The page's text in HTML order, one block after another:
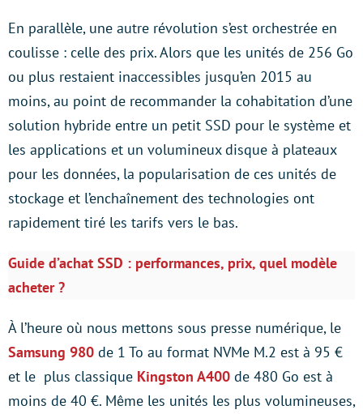
En parallèle, une autre révolution s’est orchestrée en
coulisse : celle des prix. Alors que les unités de 256 Go
ou plus restaient inaccessibles jusqu’en 2015 au
moins, au point de recommander la cohabitation d’une
solution hybride entre un petit SSD pour le système et
les applications et un volumineux disque à plateaux
pour les données, la popularisation de ces unités de
stockage et l’enchaînement des technologies ont
rapidement tiré les tarifs vers le bas.
Guide d’achat SSD : performances, prix, quel modèle
acheter ?
À l’heure où nous mettons sous presse numérique, le
Samsung 980 de 1 To au format NVMe M.2 est à 95 €
et le plus classique Kingston A400 de 480 Go est à
moins de 40 €. Même les unités les plus volumineuses,